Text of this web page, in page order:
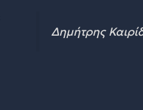
Δημήτρης